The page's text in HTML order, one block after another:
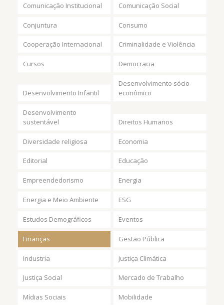
Comunicação Institucional Comunicação Social
Conjuntura Consumo
Cooperação Internacional Criminalidade e Violência
Cursos Democracia
Desenvolvimento Infantil
Desenvolvimento sócio-
econômico
Desenvolvimento
sustentável
Direitos Humanos
Diversidade religiosa Economia
Editorial Educação
Empreendedorismo Energia
Energia e Meio Ambiente ESG
Estudos Demográficos Eventos
Finanças Gestão Pública
Industria Justiça Climática
Justiça Social Mercado de Trabalho
Mídias Sociais Mobilidade